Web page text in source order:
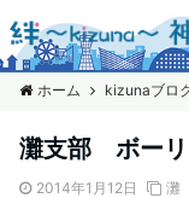
ホーム kizunaブロ
灘支部 ボーリ
2014年1月12日 灘